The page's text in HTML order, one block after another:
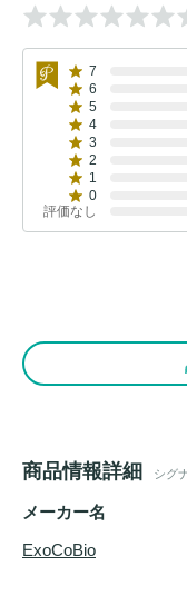
7
6
5
4
3
2
1
0
評価なし
商品情報詳細 シグ
メーカー名
ExoCoBio